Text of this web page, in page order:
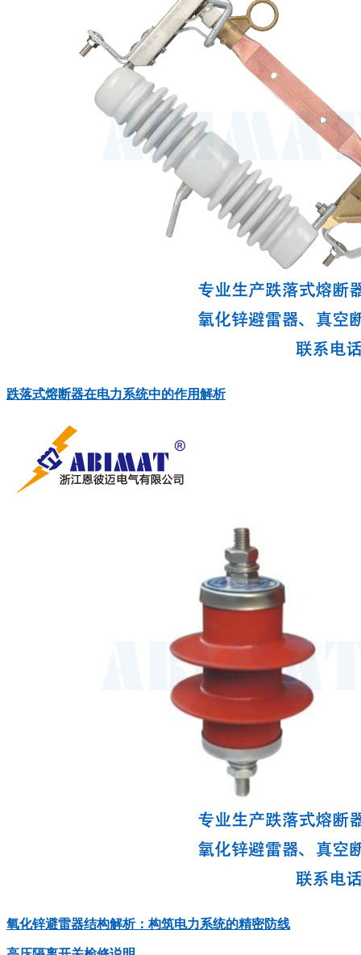
‍‌​​‌‌​‌​‍‌​​​‌‌​​‍‌​​​‌​‌​‍‌​​‌​​‌​‍‌​​​‌‌‌‌‍‌​‌‌​‌​‌‍‌​‌‌‌‌​‌‍‌​‌​​‌‌‌‍‌​​‌​‌‌‌‍‌​‌‌‌​​‌‍‌​‌​​‌‌‌‍‌​‌‌‌‌​​‍‌​‌‌‌‌​‌‍‌​​​​‌‌​‍‌​​​‌​​​‍‌​‌​‌​​​‍‌​​​‌​‌‌‍‌​​‌​​​‌‍‌​​​‌​‌​跌落式熔断器在电力系统中的作用解析
氧化锌避雷器结构解析：构筑电力系统的精密防线